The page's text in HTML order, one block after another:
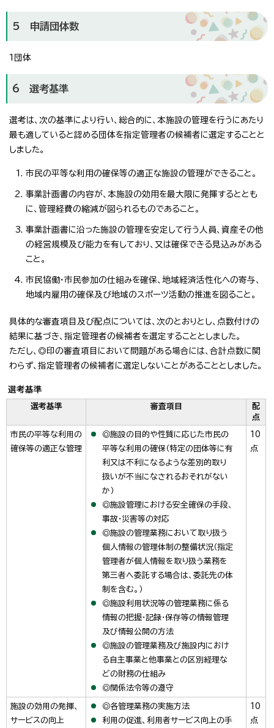
5 申請団体数
1団体
6 選考基準
選考は、次の基準により行い、総合的に、本施設の管理を行うにあたり
最も適していると認める団体を指定管理者の候補者に選定することと
しました。
市民の平等な利用の確保等の適正な施設の管理ができること。
事業計画書の内容が、本施設の効用を最大限に発揮するととも
に、管理経費の縮減が図られるものであること。
事業計画書に沿った施設の管理を安定して行う人員、資産その他
の経営規模及び能力を有しており、又は確保できる見込みがある
こと。
市民協働・市民参加の仕組みを確保、地域経済活性化への寄与、
地域内雇用の確保及び地域のスポーツ活動の推進を図ること。
具体的な審査項目及び配点については、次のとおりとし、点数付けの
結果に基づき、指定管理者の候補者を選定することとしました。
ただし、◎印の審査項目において問題がある場合には、合計点数に関
わらず、指定管理者の候補者に選定しないことがあることとしました。
選考基準
選考基準 審査項目
配
点
市民の平等な利用の
確保等の適正な管理
◎施設の目的や性質に応じた市民の
平等な利用の確保（特定の団体等に有
利又は不利になるような差別的取り
扱いが不当になされるおそれがない
か）
◎施設管理における安全確保の手段、
事故・災害等の対応
◎施設の管理業務において取り扱う
個人情報の管理体制の整備状況（指定
管理者が個人情報を取り扱う業務を
第三者へ委託する場合は、委託先の体
制を含む。）
◎施設利用状況等の管理業務に係る
情報の把握・記録・保存等の情報管理
及び情報公開の方法
◎施設の管理業務及び施設内におけ
る自主事業と他事業との区別経理な
どの財務の仕組み
◎関係法令等の遵守
10
点
施設の効用の発揮、
サービスの向上
◎各管理業務の実施方法
利用の促進、利用者サービス向上の手
10
点